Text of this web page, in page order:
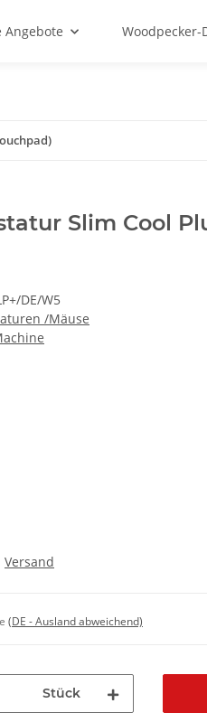
Angebote Woodpecker-
Slim Cool
DE/W5
/Mäuse
Versand
(DE - Ausland abweichend)
Stück